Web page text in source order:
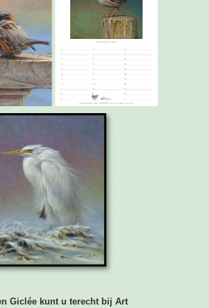
Giclée kunt u terecht bij Art